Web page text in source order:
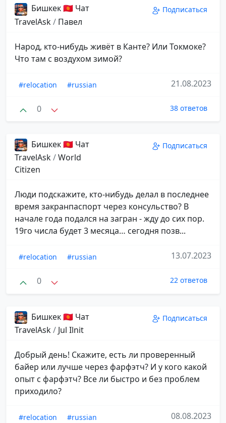
Бишкек 🇰🇬 Чат
TravelAsk/ Павел
Подписаться
Народ, кто-нибудь живёт в Канте? Или Токмоке?
Что там с воздухом зимой?
#relocation #russian 21.08.2023
0 38 ответов
Бишкек 🇰🇬 Чат
TravelAsk/World
Citizen
Подписаться
Люди подскажите, кто-нибудь делал в последнее
время закранпаспорт через консульство? В
начале года подался на загран - жду до сих пор.
19го числа будет 3 месяца… сегодня позв...
#relocation #russian 13.07.2023
0 22 ответов
Бишкек 🇰🇬 Чат
TravelAsk/ Jul Ilnit
Подписаться
Добрый день! Скажите, есть ли проверенный
байер или лучше через фарфэтч? И у кого какой
опыт с фарфэтч? Все ли быстро и без проблем
приходило?
#relocation #russian 08.08.2023